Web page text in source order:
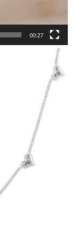
00:27